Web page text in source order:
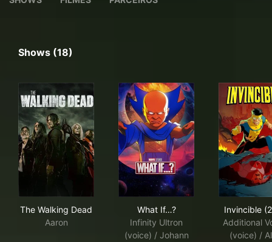
Shows (18)
The Walking Dead
Aaron
What If…?
Infinity Ultron
(voice) / Johann
Invincible
Additional
(voice) /